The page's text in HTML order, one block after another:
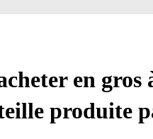
en gros
produite